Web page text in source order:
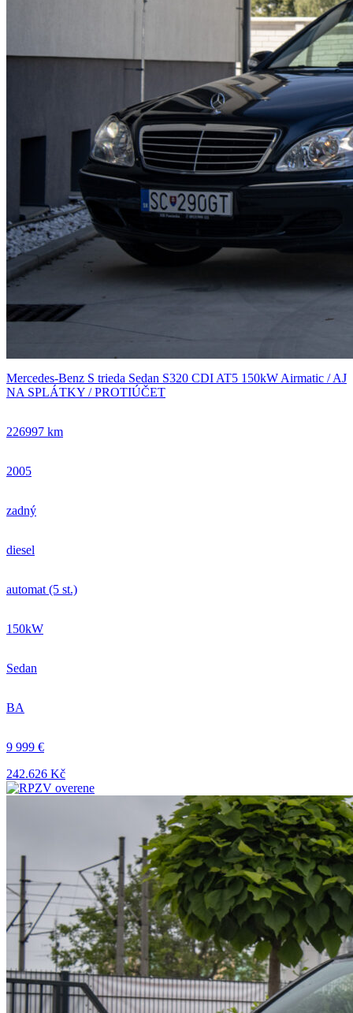
Mercedes-Benz S trieda Sedan S320 CDI AT5 150kW Airmatic / AJ
NA SPLÁTKY / PROTIÚČET
226997 km
2005
zadný
diesel
automat (5 st.)
150kW
Sedan
BA
9 999 €
242.626 Kč